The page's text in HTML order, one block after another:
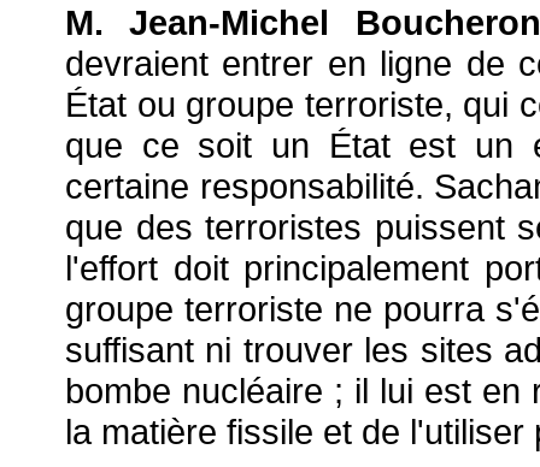
M. Jean-Michel
devraient entrer en ligne de
État ou groupe terroriste, qui
que ce soit un État est un
certaine responsabilité.
que des terroristes puissent
l'effort doit principalement
groupe terroriste ne pourra
suffisant ni trouver les sites
bombe nucléaire ; il lui est
la matière fissile et de